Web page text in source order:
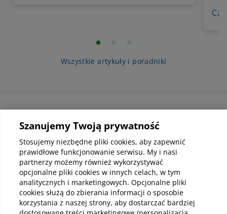
obrzęk dziąsła albo zmiana koloru zęba.
Wszystkie artykuły i poradniki
Informacje korporacyjne
Kup abonamenty online
Kup online
Szanujemy Twoją prywatność
Stosujemy niezbędne pliki cookies, aby zapewnić
prawidłowe funkcjonowanie serwisu. My i nasi
partnerzy możemy również wykorzystywać
opcjonalne pliki cookies w innych celach, w tym
analitycznych i marketingowych. Opcjonalne pliki
cookies służą do zbierania informacji o sposobie
korzystania z naszej strony, aby dostarczać bardziej